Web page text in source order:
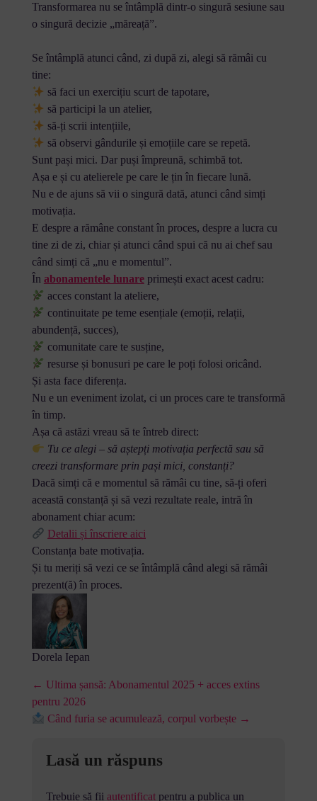
Transformarea nu se întâmplă dintr-o singură sesiune sau
o singură decizie „măreață”.
Se întâmplă atunci când, zi după zi, alegi să rămâi cu
tine:
să faci un exercițiu scurt de tapotare,
să participi la un atelier,
să-ți scrii intențiile,
să observi gândurile și emoțiile care se repetă.
Sunt pași mici. Dar puși împreună, schimbă tot.
Așa e și cu atelierele pe care le țin în fiecare lună.
Nu e de ajuns să vii o singură dată, atunci când simți
motivația.
E despre a rămâne constant în proces, despre a lucra cu
tine zi de zi, chiar și atunci când spui că nu ai chef sau
când simți că „nu e momentul”.
În abonamentele lunareprimești exact acest cadru:
acces constant la ateliere,
continuitate pe teme esențiale (emoții, relații,
abundență, succes),
comunitate care te susține,
resurse și bonusuri pe care le poți folosi oricând.
Și asta face diferența.
Nu e un eveniment izolat, ci un proces care te transformă
în timp.
Așa că astăzi vreau să te întreb direct:
Tu ce alegi – să aștepți motivația perfectă sau să
creezi transformare prin pași mici, constanți?
Dacă simți că e momentul să rămâi cu tine, să-ți oferi
această constanță și să vezi rezultate reale, intră în
abonament chiar acum:
Detalii și înscriere aici
Constanța bate motivația.
Și tu meriți să vezi ce se întâmplă când alegi să rămâi
prezent(ă) în proces.
Dorela Iepan
← Ultima șansă: Abonamentul 2025 + acces extins
pentru 2026
Când furia se acumulează, corpul vorbește →
Lasă un răspuns
Trebuie să fii autentificatpentru a publica un